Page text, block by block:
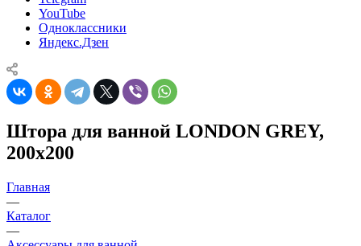
YouTube
Одноклассники
Яндекс.Дзен
Штора для ванной LONDON GREY,
200х200
Главная
—
Каталог
—